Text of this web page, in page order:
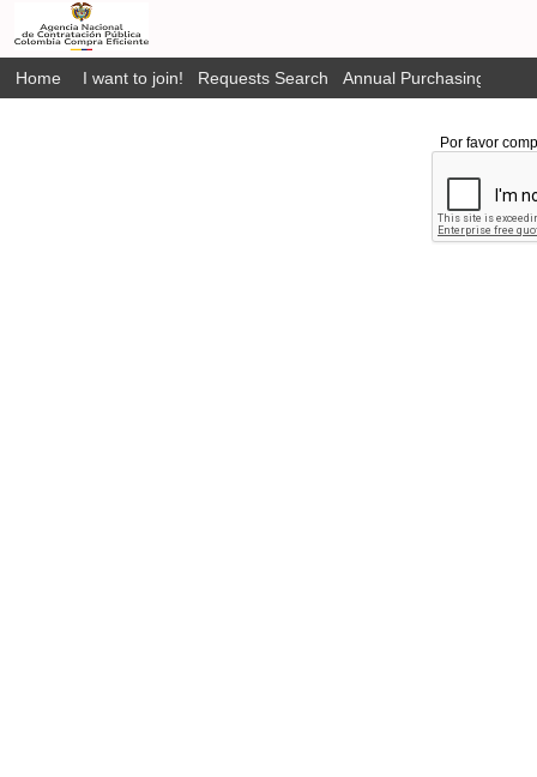
Home I want to join! Requests Search Annual Purchasing Plan
Por favor